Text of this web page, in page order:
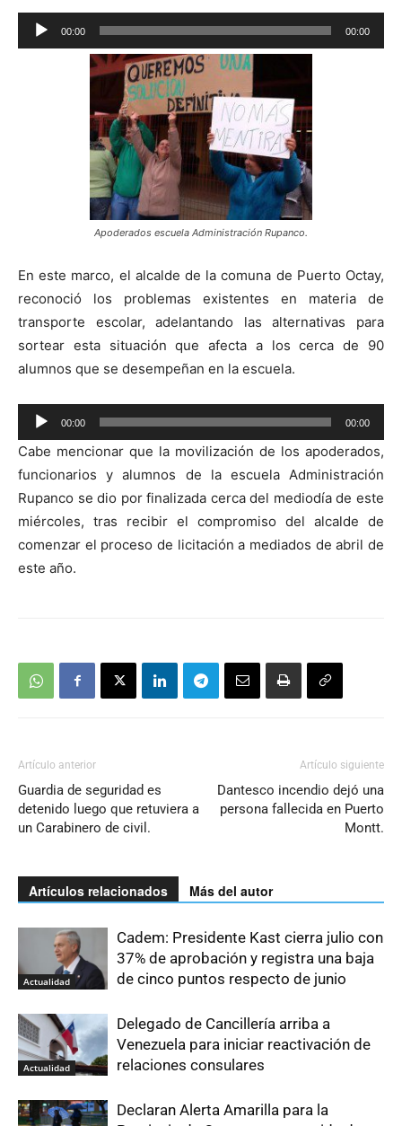
Reproductor
de
00:00 00:00
Apoderados escuela Administración Rupanco.
En este marco, el alcalde de la comuna de Puerto Octay,
reconoció los problemas existentes en materia de
transporte escolar, adelantando las alternativas para
sortear esta situación que afecta a los cerca de 90
alumnos que se desempeñan en la escuela.
Reproductor
de
audio
00:00 00:00
Cabe mencionar que la movilización de los apoderados,
funcionarios y alumnos de la escuela Administración
Rupanco se dio por finalizada cerca del mediodía de este
miércoles, tras recibir el compromiso del alcalde de
comenzar el proceso de licitación a mediados de abril de
este año.
Artículo anterior
Guardia de seguridad es
detenido luego que retuviera a
un Carabinero de civil.
Artículo siguiente
Dantesco incendio dejó una
persona fallecida en Puerto
Montt.
Artículos relacionados Más del autor
Actualidad
Cadem: Presidente Kast cierra julio con
37% de aprobación y registra una baja
de cinco puntos respecto de junio
Actualidad
Delegado de Cancillería arriba a
Venezuela para iniciar reactivación de
relaciones consulares
Declaran Alerta Amarilla para la